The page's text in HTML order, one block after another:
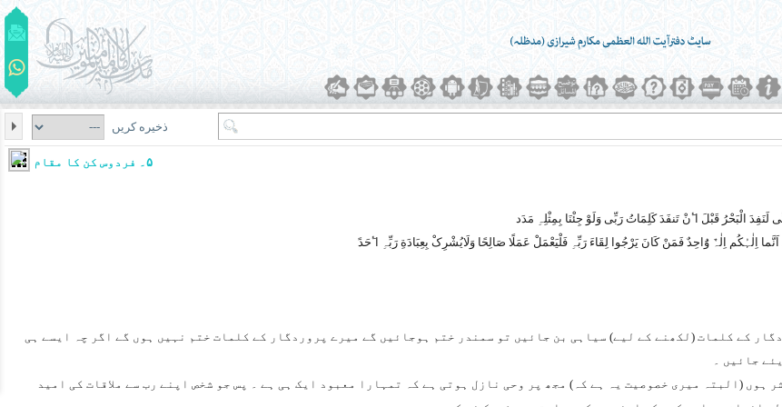
ذخیره کریں
۵۔ فردوس کن کا مقام ہے؟
کے کلمات (لکھنے کے لیے) سیاہی بن جائیں تو سمندر ختم ہوجائیں گے میرے پروردگار کے کلمات ختم نہیں ہوں گے اگر چہ ایسے ہی
جائیں ۔
بشر ہوں (البتہ میری خصوصیت یہ ہے کہ) مجھ پر وحی نازل ہوتی ہے کہ تمہارا معبود ایک ہی ہے ۔ پس جو شخص اپنے رب سے ملاقات کی امید